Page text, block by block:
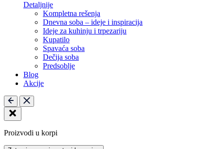
Detaljnije
Kompletna rešenja
Dnevna soba – ideje i inspiracija
Ideje za kuhinju i trpezariju
Kupatilo
Spavaća soba
Dečija soba
Predsoblje
Blog
Akcije
Proizvodi u korpi